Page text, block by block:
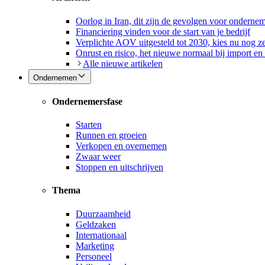
Oorlog in Iran, dit zijn de gevolgen voor
Financiering vinden voor de start van je bedrijf
Verplichte AOV uitgesteld tot 2030, kies nu nog
Onrust en risico, het nieuwe normaal bij import en
Alle nieuwe artikelen
Ondernemen
Ondernemersfase
Starten
Runnen en groeien
Verkopen en overnemen
Zwaar weer
Stoppen en uitschrijven
Thema
Duurzaamheid
Geldzaken
Internationaal
Marketing
Personeel